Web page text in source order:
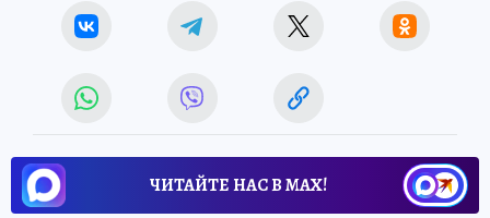
ЧИТАЙТЕ НАС В МАХ!